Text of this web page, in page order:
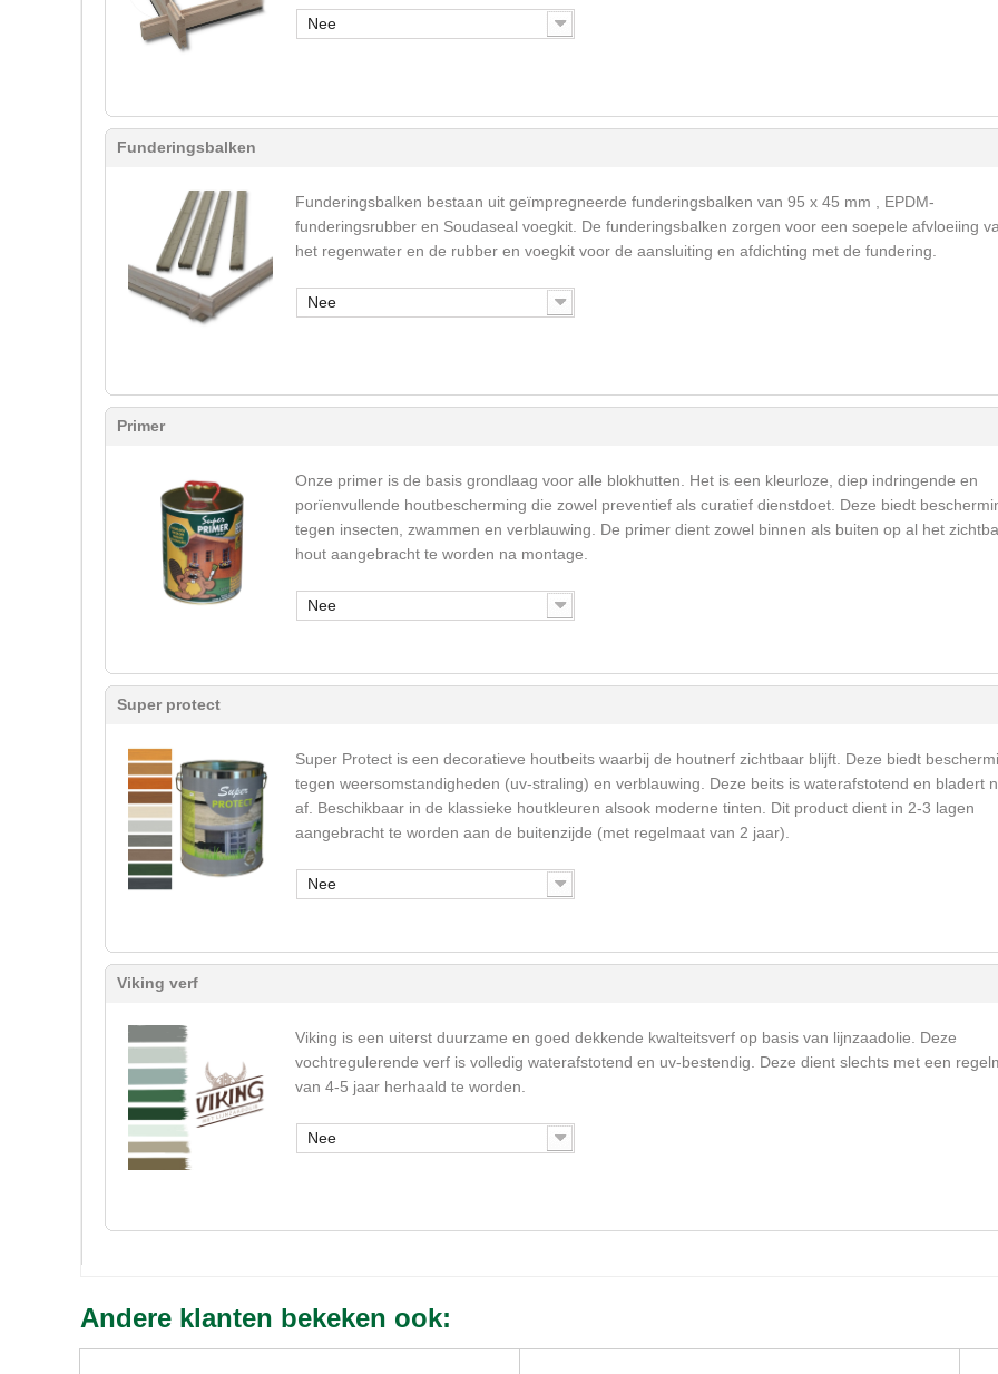
Nee
Funderingsbalken
Funderingsbalken bestaan uit geïmpregneerde funderingsbalken van 95 x 45 mm , EPDM-
funderingsrubber en Soudaseal voegkit. De funderingsbalken zorgen voor een soepele afvloeiing
het regenwater en de rubber en voegkit voor de aansluiting en afdichting met de fundering.
Nee
Primer
Onze primer is de basis grondlaag voor alle blokhutten. Het is een kleurloze, diep indringende en
porïenvullende houtbescherming die zowel preventief als curatief dienstdoet. Deze biedt
tegen insecten, zwammen en verblauwing. De primer dient zowel binnen als buiten op al het
hout aangebracht te worden na montage.
Nee
Super protect
Super Protect is een decoratieve houtbeits waarbij de houtnerf zichtbaar blijft. Deze biedt
tegen weersomstandigheden (uv-straling) en verblauwing. Deze beits is waterafstotend en bladert
af. Beschikbaar in de klassieke houtkleuren alsook moderne tinten. Dit product dient in 2-3 lagen
aangebracht te worden aan de buitenzijde (met regelmaat van 2 jaar).
Nee
Viking verf
Viking is een uiterst duurzame en goed dekkende kwalteitsverf op basis van lijnzaadolie. Deze
vochtregulerende verf is volledig waterafstotend en uv-bestendig. Deze dient slechts met een
van 4-5 jaar herhaald te worden.
Nee
Andere klanten bekeken ook: